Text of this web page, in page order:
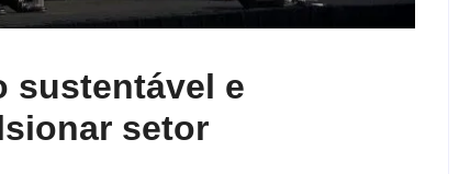
sustentável e
setor